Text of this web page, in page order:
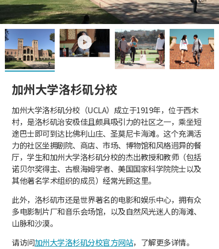
play
加州大学洛杉矶分校
加州大学洛杉矶分校（UCLA）成立于1919年，位于西木
村，是洛杉矶治安极佳且颇具吸引力的社区之一，乘坐短
途巴士即可到达比佛利山庄、圣莫尼卡海滩。这个充满活
力的社区坐拥剧院、商店、市场、博物馆和风格迥异的餐
厅，学生和加州大学洛杉矶分校的杰出教授和教师（包括
诺贝尔奖得主、古根海姆学者、美国国家科学院院士以及
其他著名学术组织的成员）经常光顾这里。
此外，洛杉矶市还是世界著名的电影和娱乐中心，拥有众
多电影制片厂和音乐会场馆，以及自然风光迷人的海滩、
山脉和沙漠。
请访问加州大学洛杉矶分校官方网站，了解更多详情。